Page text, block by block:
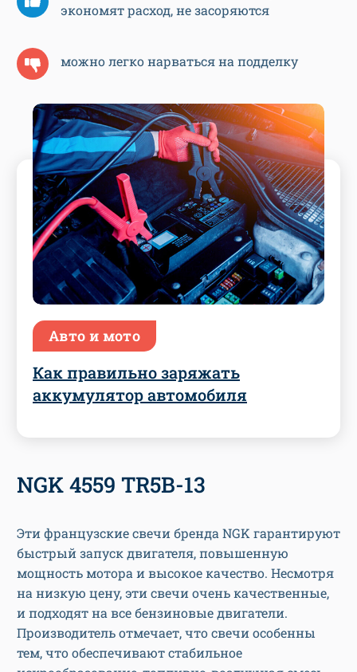
экономят расход, не засоряются
можно легко нарваться на подделку
Авто и мото
Как правильно заряжать
аккумулятор автомобиля
NGK 4559 TR5B-13
Эти французские свечи бренда NGK гарантируют
быстрый запуск двигателя, повышенную
мощность мотора и высокое качество. Несмотря
на низкую цену, эти свечи очень качественные,
и подходят на все бензиновые двигатели.
Производитель отмечает, что свечи особенны
тем, что обеспечивают стабильное